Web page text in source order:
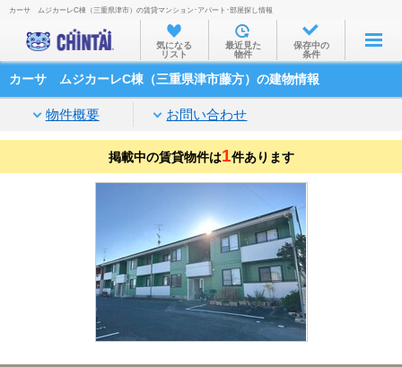
お部屋を探す
沿線・駅から
家賃相場から
通勤通学時間から
不動産会社から
TOP
カーサ ムジカーレC棟（三重県津市）の賃貸マンション･アパート･部屋探し情報
気になる
リスト
最近見た
物件
保存中の
条件
カーサ ムジカーレC棟（三重県津市藤方）の建物情報
物件概要 お問い合わせ
掲載中の賃貸物件は1件あります